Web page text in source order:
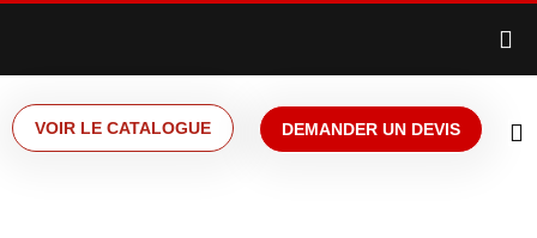
VOIR LE CATALOGUE DEMANDER UN DEVIS